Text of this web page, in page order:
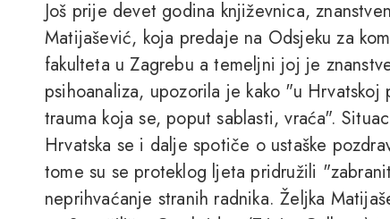
Još prije devet godina književnica,
Matijašević, koja predaje na Odsjeku za
fakulteta u Zagrebu a temeljni joj je
psihoanaliza, upozorila je kako "u
trauma koja se, poput sablasti, vraća".
Hrvatska se i dalje spotiče o ustaške
tome su se proteklog ljeta pridružili
neprihvaćanje stranih radnika. Željka